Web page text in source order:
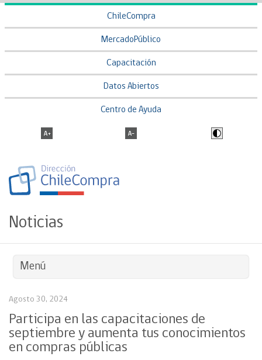
ChileCompra
MercadoPúblico
Capacitación
Datos Abiertos
Centro de Ayuda
Noticias
Menú
Agosto 30, 2024
Participa en las capacitaciones de
septiembre y aumenta tus conocimientos
en compras públicas